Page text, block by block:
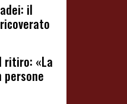
il
ritiro: «La
persone